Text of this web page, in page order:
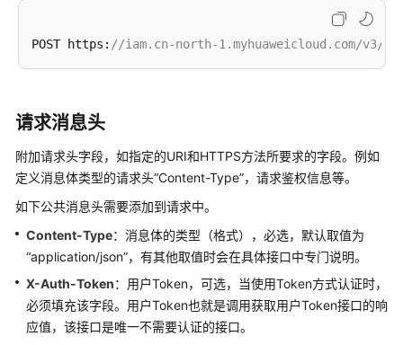
证
返
结
果
Fabric
增
强
版)
POST https: //iam.cn-north-1.myhuaweicloud.com/v3/
请求消息头
附加请求头字段，如指定的URI和HTTPS方法所要求的字段。例如
定义消息体类型的请求头“Content-Type”，请求鉴权信息等。
如下公共消息头需要添加到请求中。
Content-Type：消息体的类型（格式），必选，默认取值为
“application/json”，有其他取值时会在具体接口中专门说明。
X-Auth-Token：用户Token，可选，当使用Token方式认证时，
必须填充该字段。用户Token也就是调用获取用户Token接口的响
应值，该接口是唯一不需要认证的接口。